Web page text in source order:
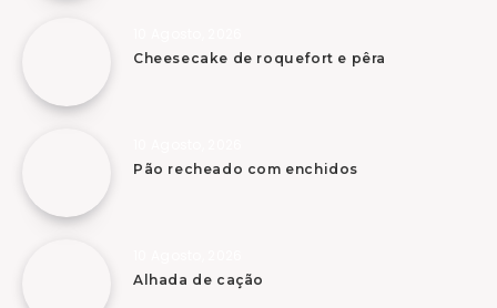
Cheesecake de roquefort e pêra
Pão recheado com enchidos
Alhada de cação